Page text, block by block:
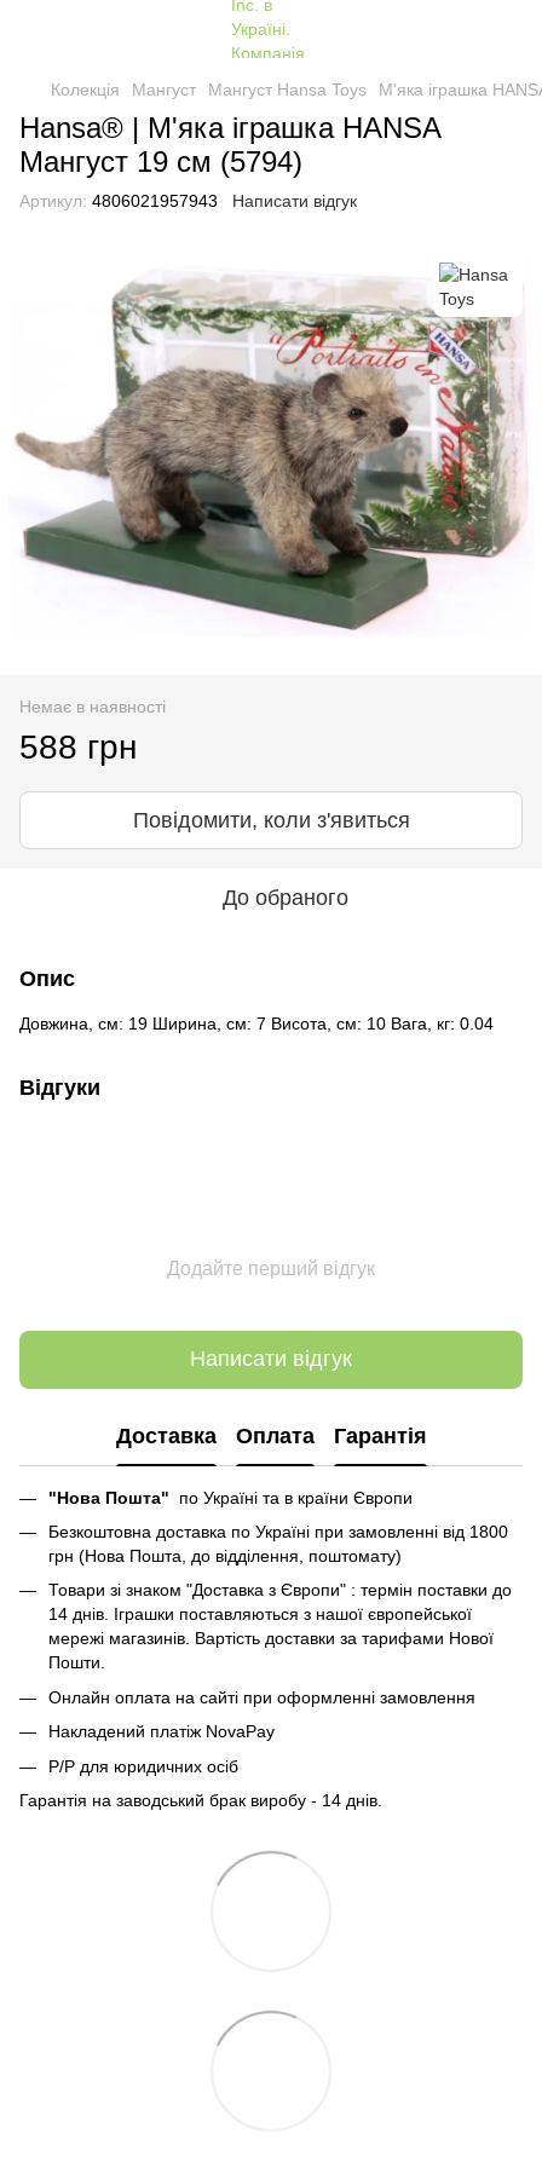
Колекція Мангуст Мангуст Hansa Toys М'яка іграшка
Hansa® | М'яка іграшка HANSA
Мангуст 19 см (5794)
Артикул: 4806021957943 Написати відгук
Немає в наявності
588 грн
Повідомити, коли з'явиться
До обраного
Опис
Довжина, см: 19 Ширина, см: 7 Висота, см: 10 Вага, кг: 0.04
Відгуки
Додайте перший відгук
Написати відгук
Доставка Оплата Гарантія
"Нова Пошта" по Україні та в країни Європи
Безкоштовна доставка по Україні при замовленні від 1800
грн (Нова Пошта, до відділення, поштомату)
Товари зі знаком "Доставка з Європи" : термін поставки до
14 днів. Іграшки поставляються з нашої європейської
мережі магазинів. Вартість доставки за тарифами Нової
Пошти.
Онлайн оплата на сайті при оформленні замовлення
Накладений платіж NovaPay
Р/Р для юридичних осіб
Гарантія на заводський брак виробу - 14 днів.